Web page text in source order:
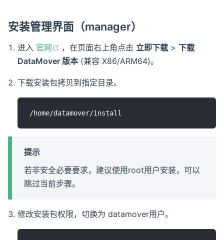
安装管理界面（manager）
进入 官网 (opens new window)
，在页面右上角点击立即下载 >下载
DataMover 版本 (兼容 X86/ARM64)。
下载安装包拷贝到指定目录。
提示
若非安全必要要求，建议使用root用户安装，可以
跳过当前步骤。
修改安装包权限，切换为 datamover用户。